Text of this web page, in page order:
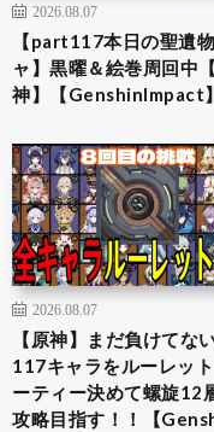
2026.08.07
【part117本日の聖遺
ャ】黒曜＆絵巻周回中
神】【GenshinImpact】
2026.08.07
【原神】まだ負けてな
117キャラをルーレッ
ーティー決めて螺旋12
攻略目指す！！【